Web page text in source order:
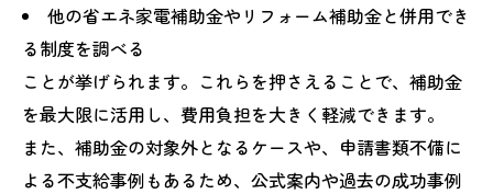
他の省エネ家電補助金やリフォーム補助金と併用でき
る制度を調べる
ことが挙げられます。これらを押さえることで、補助金
を最大限に活用し、費用負担を大きく軽減できます。
また、補助金の対象外となるケースや、申請書類不備に
よる不支給事例もあるため、公式案内や過去の成功事例